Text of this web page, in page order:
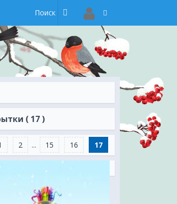
( 17 )
2 ... 15 16 17